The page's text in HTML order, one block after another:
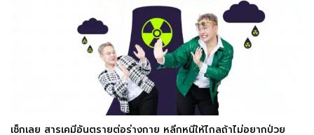
เช็กเลย สารเคมีอันตรายต่อร่างกาย หลีกหนีให้ไกลถ้าไม่อยากป่วย